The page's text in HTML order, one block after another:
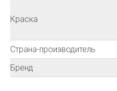
Краска
Страна-производитель
Бренд